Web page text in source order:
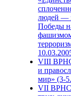
людей —
Победы
VIII
и
мир» (3-
VII ВРНС